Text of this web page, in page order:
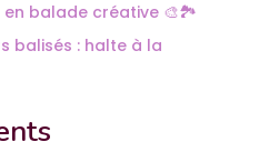
en balade créative 🎨🏞️
balisés : halte à la